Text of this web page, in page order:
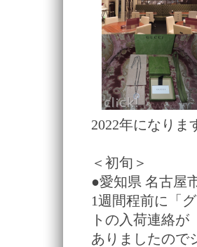
2022年になりま
＜初旬＞
●愛知県 名古屋
1週間程前に「
トの入荷連絡が
ありましたので